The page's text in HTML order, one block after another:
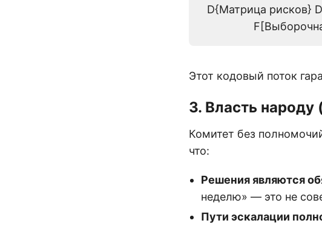
D{Матрица рисков}
Этот кодовый поток
3. Власть народу
Комитет без
что:
Решения являются
неделю» — это не
Пути эскалации